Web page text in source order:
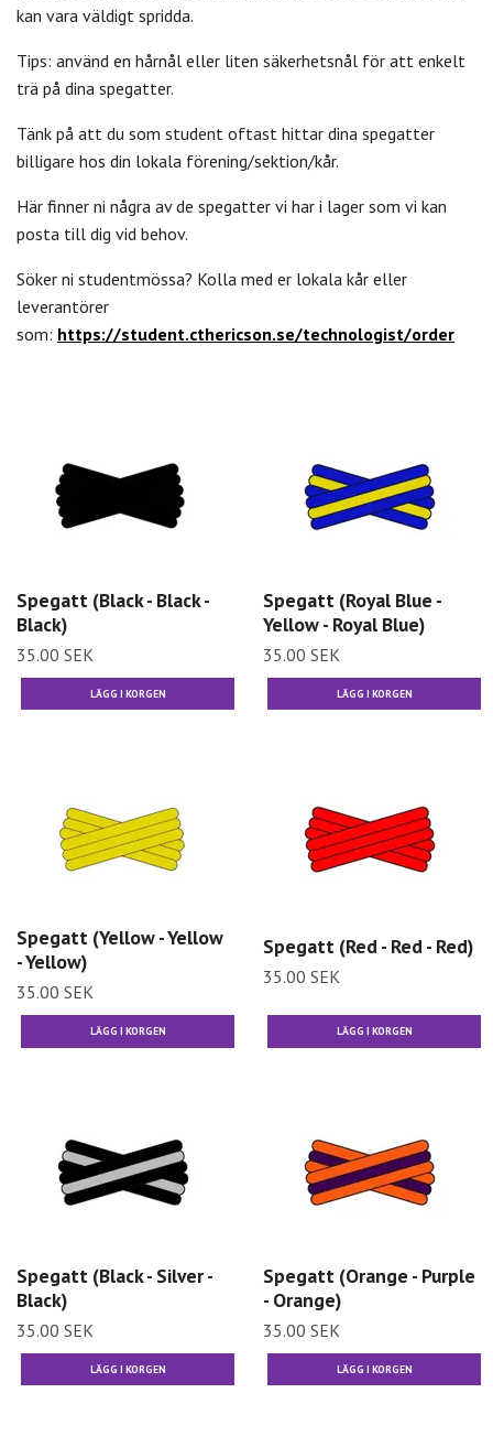
kan vara väldigt spridda.
Tips: använd en hårnål eller liten säkerhetsnål för att enkelt
trä på dina spegatter.
Tänk på att du som student oftast hittar dina spegatter
billigare hos din lokala förening/sektion/kår.
Här finner ni några av de spegatter vi har i lager som vi kan
posta till dig vid behov.
Söker ni studentmössa? Kolla med er lokala kår eller
leverantörer
som: https://student.cthericson.se/technologist/order
Spegatt (Black - Black -
Black)
35.00 SEK
Spegatt (Royal Blue -
Yellow - Royal Blue)
35.00 SEK
Spegatt (Yellow - Yellow
- Yellow)
35.00 SEK
Spegatt (Red - Red - Red)
35.00 SEK
Spegatt (Black - Silver -
Black)
35.00 SEK
Spegatt (Orange - Purple
- Orange)
35.00 SEK